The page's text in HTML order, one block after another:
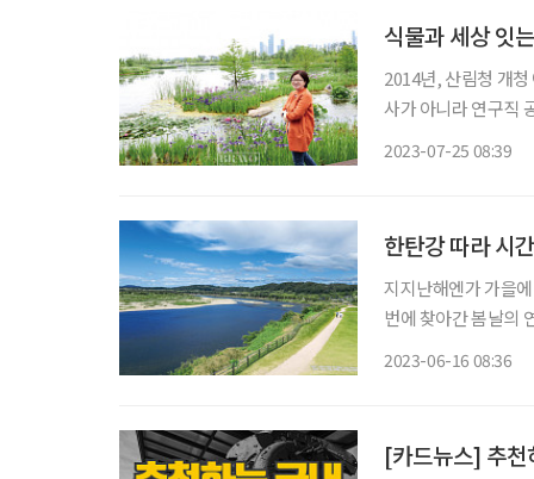
식물과 세상 잇
2014년, 산림청 개
사가 아니라 연구직
2023-07-25 08:39
한탄강 따라 시
지지난해엔가 가을에 갔던 연천은햇살이 바삭하고 고요했던 산하가 기억 속에 남아 있다
번에 찾아간 봄날의
2023-06-16 08:36
[카드뉴스] 추